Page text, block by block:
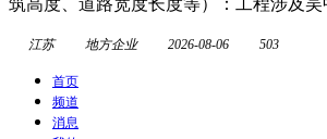
江苏 地方企业 2026-08-06 503
首页
频道
消息